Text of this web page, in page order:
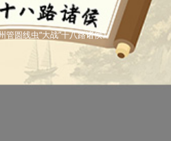
管圆线虫“大战”十八路诸侯》